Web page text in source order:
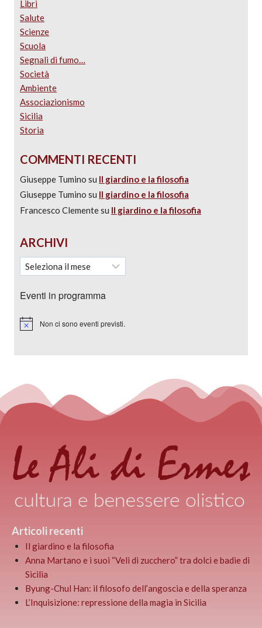
Libri
Salute
Scienze
Scuola
Segnali di fumo…
Società
Ambiente
Associazionismo
Sicilia
Storia
COMMENTI RECENTI
Giuseppe Tumino su Il giardino e la filosofia
Giuseppe Tumino su Il giardino e la filosofia
Francesco Clementesu Il giardino e la filosofia
ARCHIVI
Eventi in programma
Notice Non ci sono eventi previsti.
Articoli recenti
Il giardino e la filosofia
Anna Martano e i suoi “Veli di zucchero” tra dolci e badie di
Sicilia
Byung-Chul Han: il filosofo dell’angoscia e della speranza
L’Inquisizione: repressione della magia in Sicilia